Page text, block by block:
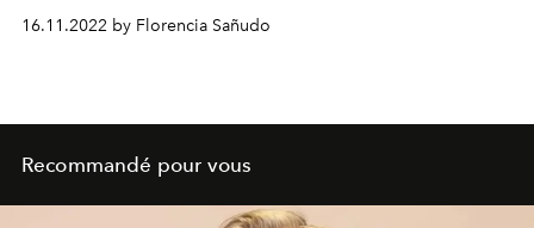
avec son père et son frère, révélera-t-il les noms des
responsables de commentaires racistes dans sa famille
16.11.2022 by Florencia Sañudo
Recommandé pour vous